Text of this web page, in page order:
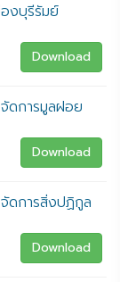
องบุรีรัมย์
Download
ดการมูลฝอย
Download
ดการสิ่งปฏิกูล
Download